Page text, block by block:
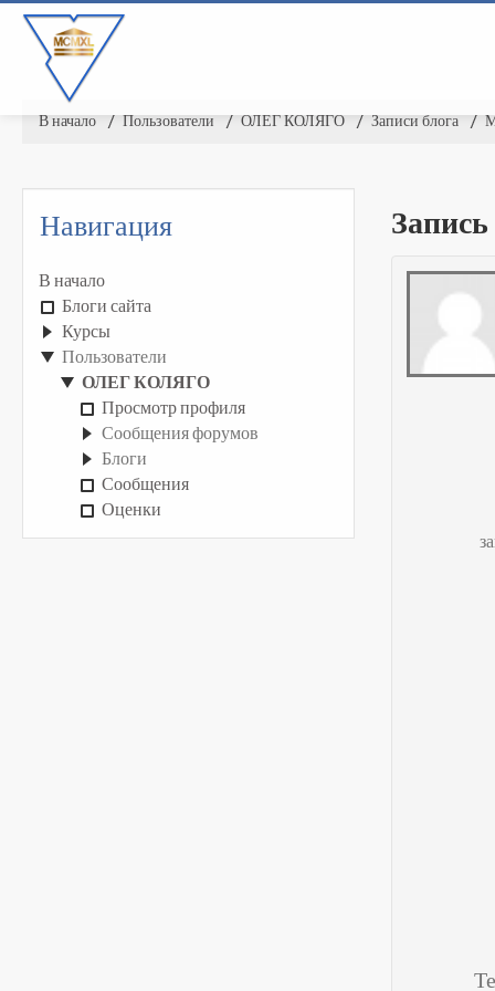
В начало ▶︎ Пользователи ▶︎ ОЛЕГ КОЛЯГО ▶︎ Записи блога ▶︎
Навигация
В начало
Блоги сайта
Курсы
Пользователи
ОЛЕГ КОЛЯГО
Просмотр профиля
Сообщения форумов
Блоги
Сообщения
Оценки